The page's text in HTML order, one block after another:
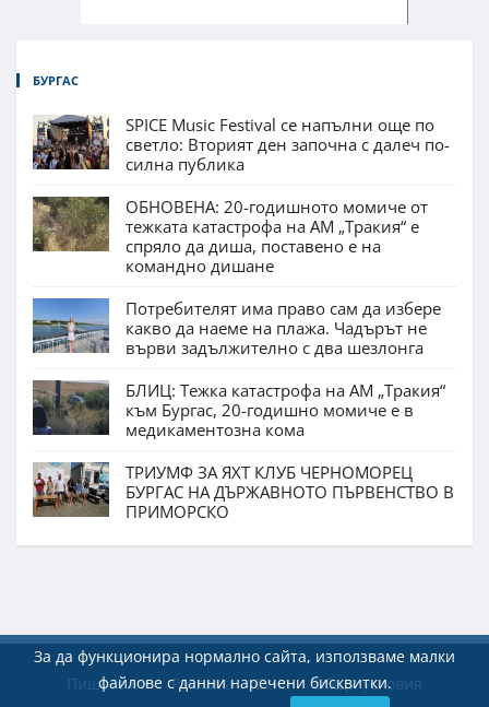
БУРГАС
SPICE Music Festival се напълни още по
светло: Вторият ден започна с далеч по-
силна публика
ОБНОВЕНА: 20-годишното момиче от
тежката катастрофа на АМ „Тракия“ е
спряло да диша, поставено е на
командно дишане
Потребителят има право сам да избере
какво да наеме на плажа. Чадърът не
върви задължително с два шезлонга
БЛИЦ: Тежка катастрофа на АМ „Тракия“
към Бургас, 20-годишно момиче е в
медикаментозна кома
ТРИУМФ ЗА ЯХТ КЛУБ ЧЕРНОМОРЕЦ
БУРГАС НА ДЪРЖАВНОТО ПЪРВЕНСТВО В
ПРИМОРСКО
За да функционира нормално сайта, използваме малки
файлове с данни наречени бисквитки.
Пишете ни Реклама Екип Общи условия